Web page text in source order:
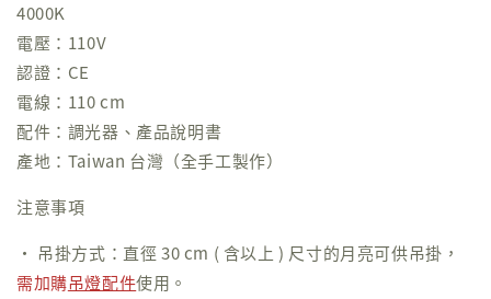
4000K
電壓：110V
認證：CE
電線：110 cm
配件：調光器、產品說明書
產地：Taiwan 台灣（全手工製作）
注意事項
• 吊掛方式：直徑 30 cm ( 含以上 ) 尺寸的月亮可供吊掛，
需加購吊燈配件使用。